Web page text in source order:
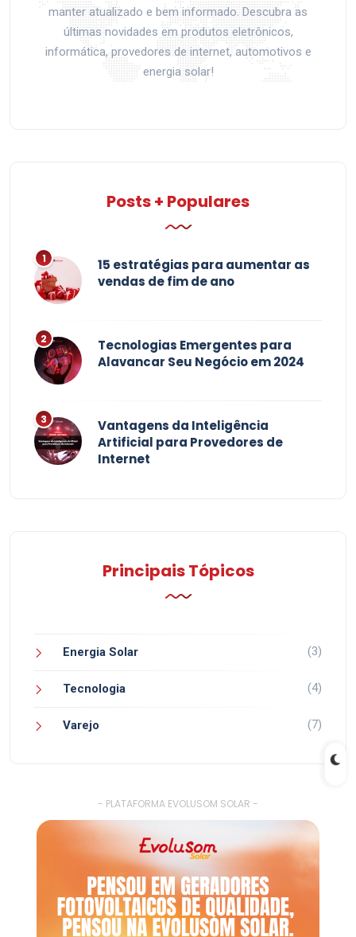
manter atualizado e bem informado. Descubra as
últimas novidades em produtos eletrônicos,
informática, provedores de internet, automotivos e
energia solar!
Posts + Populares
15 estratégias para aumentar as
vendas de fim de ano
Tecnologias Emergentes para
Alavancar Seu Negócio em 2024
Vantagens da Inteligência
Artificial para Provedores de
Internet
Principais Tópicos
Energia Solar (3)
Tecnologia (4)
Varejo (7)
- PLATAFORMA EVOLUSOM SOLAR -